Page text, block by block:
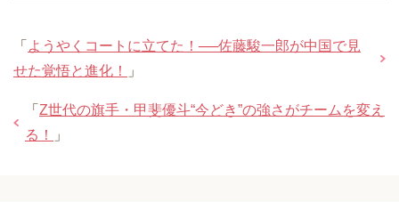
「 ようやくコートに立てた！──佐藤駿一郎が中国で見
せた覚悟と進化！
」
「 Z世代の旗手・甲斐優斗“今どき”の強さがチームを変え
る！
」